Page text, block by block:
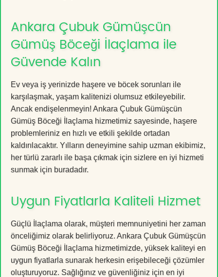
Ankara Çubuk Gümüşcün
Gümüş Böceği İlaçlama ile
Güvende Kalın
Ev veya iş yerinizde haşere ve böcek sorunları ile
karşılaşmak, yaşam kalitenizi olumsuz etkileyebilir.
Ancak endişelenmeyin! Ankara Çubuk Gümüşcün
Gümüş Böceği İlaçlama hizmetimiz sayesinde, haşere
problemleriniz en hızlı ve etkili şekilde ortadan
kaldırılacaktır. Yılların deneyimine sahip uzman ekibimiz,
her türlü zararlı ile başa çıkmak için sizlere en iyi hizmeti
sunmak için buradadır.
Uygun Fiyatlarla Kaliteli Hizmet
Güçlü İlaçlama olarak, müşteri memnuniyetini her zaman
önceliğimiz olarak belirliyoruz. Ankara Çubuk Gümüşcün
Gümüş Böceği İlaçlama hizmetimizde, yüksek kaliteyi en
uygun fiyatlarla sunarak herkesin erişebileceği çözümler
oluşturuyoruz. Sağlığınız ve güvenliğiniz için en iyi